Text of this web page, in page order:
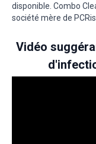
disponible. Combo
société mère de
Vidéo